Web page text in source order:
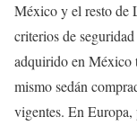
México y el resto de
criterios de
adquirido en México
mismo sedán
vigentes. En